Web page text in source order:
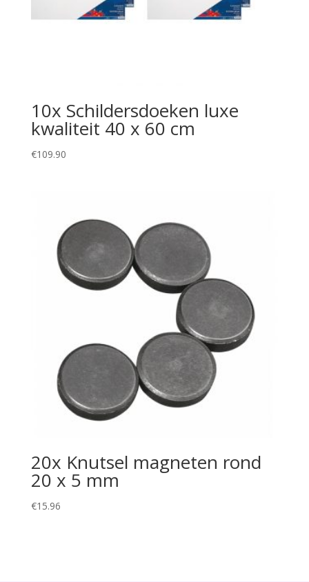
10x Schildersdoeken luxe
kwaliteit 40 x 60 cm
€109.90
20x Knutsel magneten rond
20 x 5 mm
€15.96